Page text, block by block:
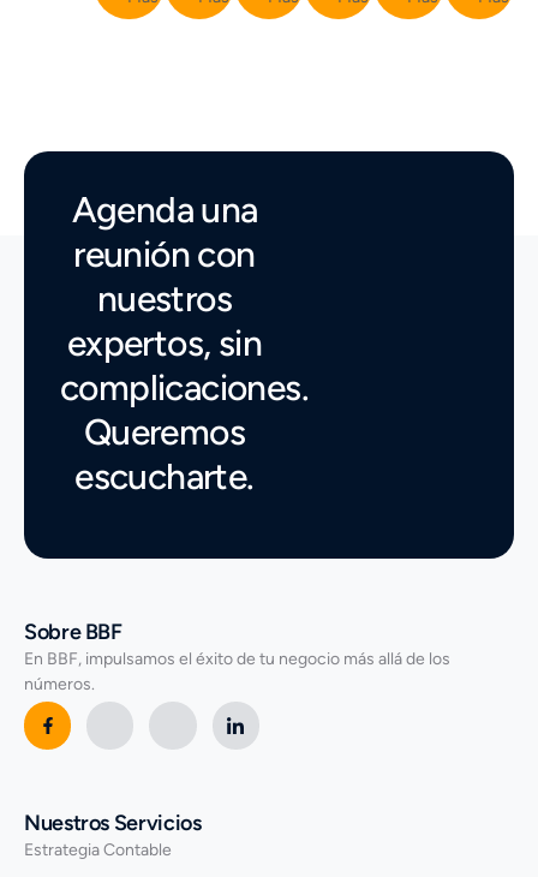
Agenda una
reunión con
nuestros
expertos, sin
complicaciones.
Queremos
escucharte.
Sobre BBF
En BBF, impulsamos el éxito de tu negocio más allá de los
números.
Nuestros Servicios
Estrategia Contable